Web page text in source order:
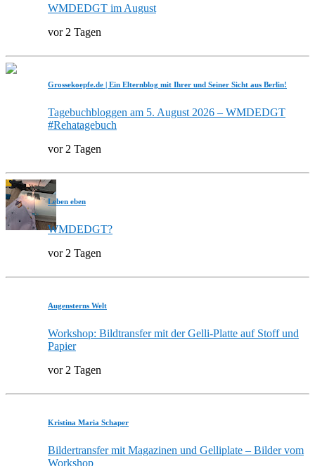
WMDEDGT im August
vor 2 Tagen
Grossekoepfe.de | Ein Elternblog mit Ihrer und Seiner Sicht aus Berlin!
Tagebuchbloggen am 5. August 2026 – WMDEDGT
#Rehatagebuch
vor 2 Tagen
Leben eben
WMDEDGT?
vor 2 Tagen
Augensterns Welt
Workshop: Bildtransfer mit der Gelli-Platte auf Stoff und
Papier
vor 2 Tagen
Kristina Maria Schaper
Bildertransfer mit Magazinen und Gelliplate – Bilder vom
Workshop